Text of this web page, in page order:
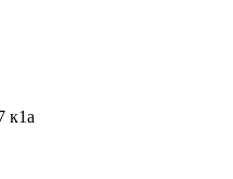
к1а